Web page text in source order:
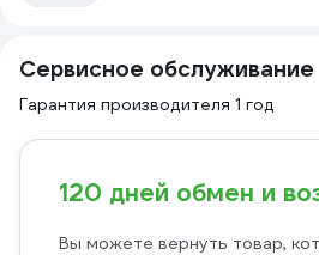
Сервисное обслуживание
Гарантия производителя 1 год
120 дней обмен и
Вы можете вернуть товар,